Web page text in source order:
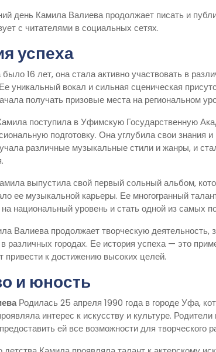
день Камила Валиева продолжает писать и
с читателями в социальных сетях.
успеха
16 лет, она стала активно участвовать в
уникальный вокал и сильная сценическая
получать призовые места на региональном
поступила в Уфимскую Государственную
подготовку. Она углубила свои знания
различные музыкальные стили и жанры, и
выпустила свой первый сольный альбом,
ее музыкальной карьеры. Ее многогранный
национальный уровень и стать одной из самых
Валиева продолжает творческую деятельность,
различных городах. Ее история успеха — это
привести к достижению высоких целей.
и юность
Родилась 25 апреля 1990 года в городе Уфа,
интерес к искусству и культуре.
ей все возможности для творческого